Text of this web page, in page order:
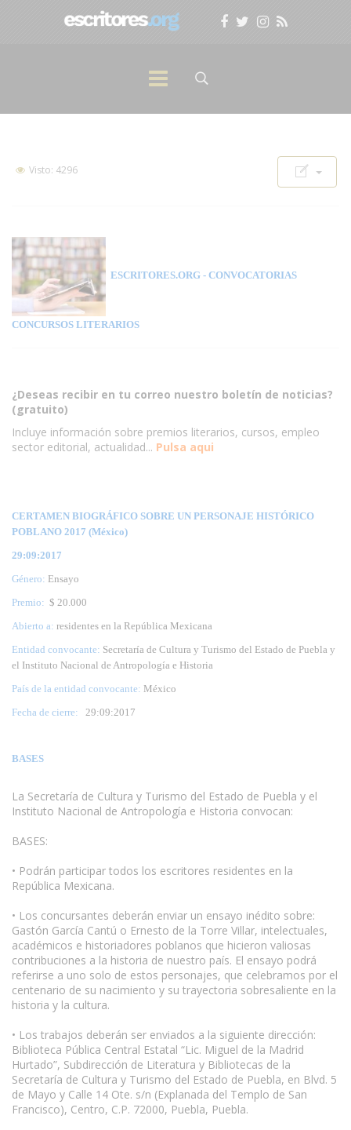
Visto: 4296
ESCRITORES.ORG - CONVOCATORIAS
CONCURSOS LITERARIOS
¿Deseas recibir en tu correo nuestro boletín de noticias?
(gratuito)
Incluye información sobre premios literarios, cursos, empleo
sector editorial, actualidad... Pulsa aqui
CERTAMEN BIOGRÁFICO SOBRE UN PERSONAJE HISTÓRICO
POBLANO 2017 (México)
29:09:2017
Género: Ensayo
Premio: $ 20.000
Abierto a: residentes en la República Mexicana
Entidad convocante: Secretaría de Cultura y Turismo del Estado de Puebla y
el Instituto Nacional de Antropología e Historia
País de la entidad convocante: México
Fecha de cierre: 29:09:2017
BASES
La Secretaría de Cultura y Turismo del Estado de Puebla y el
Instituto Nacional de Antropología e Historia convocan:
BASES:
• Podrán participar todos los escritores residentes en la
República Mexicana.
• Los concursantes deberán enviar un ensayo inédito sobre:
Gastón García Cantú o Ernesto de la Torre Villar, intelectuales,
académicos e historiadores poblanos que hicieron valiosas
contribuciones a la historia de nuestro país. El ensayo podrá
referirse a uno solo de estos personajes, que celebramos por el
centenario de su nacimiento y su trayectoria sobresaliente en la
historia y la cultura.
• Los trabajos deberán ser enviados a la siguiente dirección:
Biblioteca Pública Central Estatal “Lic. Miguel de la Madrid
Hurtado”, Subdirección de Literatura y Bibliotecas de la
Secretaría de Cultura y Turismo del Estado de Puebla, en Blvd. 5
de Mayo y Calle 14 Ote. s/n (Explanada del Templo de San
Francisco), Centro, C.P. 72000, Puebla, Puebla.